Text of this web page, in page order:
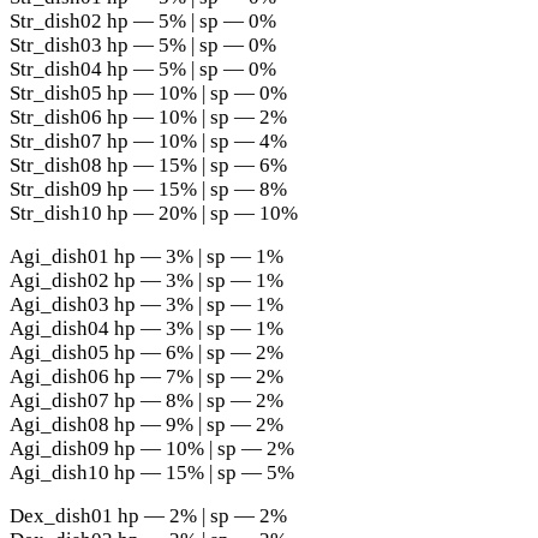
Str_dish02 hp — 5% | sp — 0%
Str_dish03 hp — 5% | sp — 0%
Str_dish04 hp — 5% | sp — 0%
Str_dish05 hp — 10% | sp — 0%
Str_dish06 hp — 10% | sp — 2%
Str_dish07 hp — 10% | sp — 4%
Str_dish08 hp — 15% | sp — 6%
Str_dish09 hp — 15% | sp — 8%
Str_dish10 hp — 20% | sp — 10%
Agi_dish01 hp — 3% | sp — 1%
Agi_dish02 hp — 3% | sp — 1%
Agi_dish03 hp — 3% | sp — 1%
Agi_dish04 hp — 3% | sp — 1%
Agi_dish05 hp — 6% | sp — 2%
Agi_dish06 hp — 7% | sp — 2%
Agi_dish07 hp — 8% | sp — 2%
Agi_dish08 hp — 9% | sp — 2%
Agi_dish09 hp — 10% | sp — 2%
Agi_dish10 hp — 15% | sp — 5%
Dex_dish01 hp — 2% | sp — 2%